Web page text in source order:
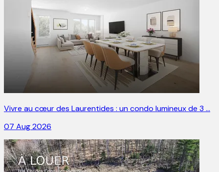
Vivre au cœur des Laurentides : un condo lumineux de 3 …
07 Aug 2026